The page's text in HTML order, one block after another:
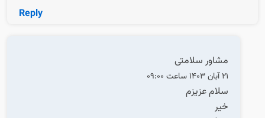
Reply
مشاور سلامتی
21 آبان 1403 ساعت 09:00
سلام عزیزم
خیر